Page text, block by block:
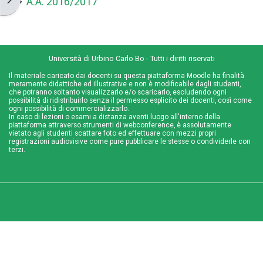
Università di Urbino Carlo Bo - Tutti i diritti riservati
Il materiale caricato dai docenti su questa piattaforma Moodle ha finalità
meramente didattiche ed illustrative e non è modificabile dagli studenti,
che potranno soltanto visualizzarlo e/o scaricarlo, escludendo ogni
possibilità di ridistribuirlo senza il permesso esplicito dei docenti, così come
ogni possibilità di commercializzarlo.
In caso di lezioni o esami a distanza aventi luogo all'interno della
piattaforma attraverso strumenti di webconference, è assolutamente
vietato agli studenti scattare foto ed effettuare con mezzi propri
registrazioni audiovisive come pure pubblicare le stesse o condividerle con
terzi.